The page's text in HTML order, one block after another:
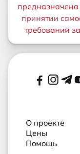
предназначена
принятии
требований
О проекте
Цены
Помощь